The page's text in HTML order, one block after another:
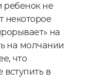
ребенок не
некоторое
на
на молчании
что
вступить в